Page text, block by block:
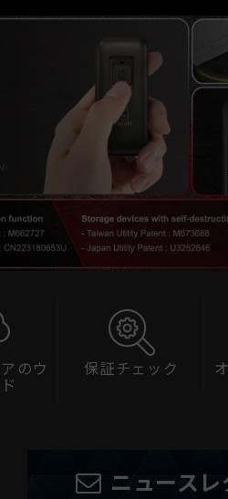
のウ
保証チェック
ニュース